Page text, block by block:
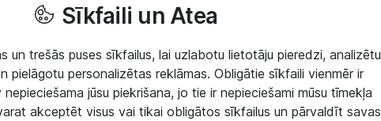
Sīkfaili un Atea
un trešās puses sīkfailus, lai uzlabotu lietotāju pieredzi, analizētu
pielāgotu personalizētas reklāmas. Obligātie sīkfaili vienmēr ir
jūsu piekrišana, jo tie ir nepieciešami mūsu tīmekļa
akceptēt visus vai tikai obligātos sīkfailus un pārvaldīt savas